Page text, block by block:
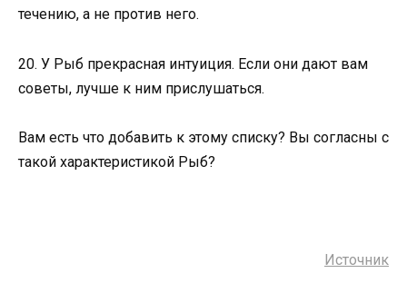
течению, а не против него.
20. У Рыб прекрасная интуиция. Если они дают вам
советы, лучше к ним прислушаться.
Вам есть что добавить к этому списку? Вы согласны с
такой характеристикой Рыб?
Источник